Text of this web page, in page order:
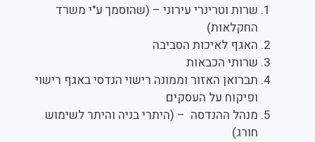
שרות וטרינרי עירוני – (שהוסמך ע"י משרד
החקלאות)
האגף לאיכות הסביבה
שרותי הכבאות
תברואן האזור וממונה רישוי הנדסי באגף רישוי
ופיקוח על העסקים
מנהל ההנדסה – (היתרי בניה והיתר לשימוש
חורג)